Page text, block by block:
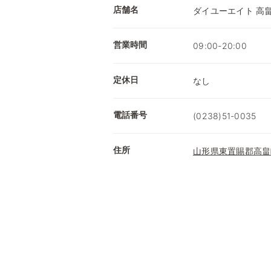
店舗名 ダイユーエイト 高
営業時間 09:00-20:00
定休日 なし
電話番号 (0238)51-0035
住所 山形県東置賜郡高